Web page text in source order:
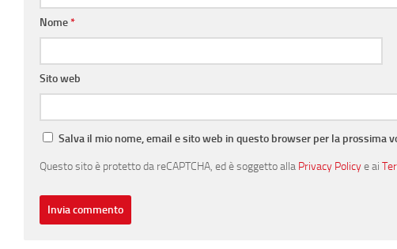
Nome*
Sito web
Salva il mio nome, email e sito web in questo browser per la prossima
Questo sito è protetto da reCAPTCHA, ed è soggetto alla Privacy Policye ai